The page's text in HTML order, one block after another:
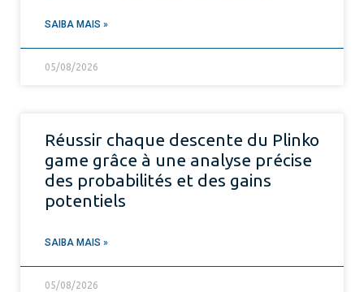
SAIBA MAIS »
05/08/2026
Réussir chaque descente du Plinko
game grâce à une analyse précise
des probabilités et des gains
potentiels
SAIBA MAIS »
05/08/2026